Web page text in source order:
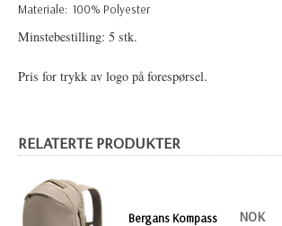
Materiale: 100% Polyester
Minstebestilling: 5 stk.
Pris for trykk av logo på forespørsel.
RELATERTE PRODUKTER
Bergans Kompass
NOK